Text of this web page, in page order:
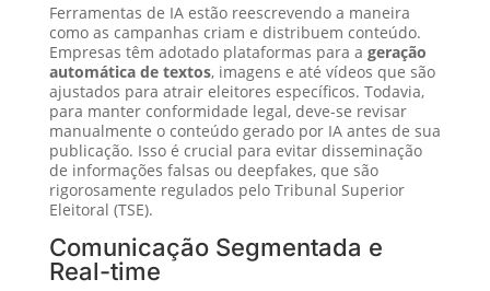
Ferramentas de IA estão reescrevendo a maneira
como as campanhas criam e distribuem conteúdo.
Empresas têm adotado plataformas para a geração
automática de textos, imagens e até vídeos que são
ajustados para atrair eleitores específicos. Todavia,
para manter conformidade legal, deve-se revisar
manualmente o conteúdo gerado por IA antes de sua
publicação. Isso é crucial para evitar disseminação
de informações falsas ou deepfakes, que são
rigorosamente regulados pelo Tribunal Superior
Eleitoral (TSE).
Comunicação Segmentada e
Real-time